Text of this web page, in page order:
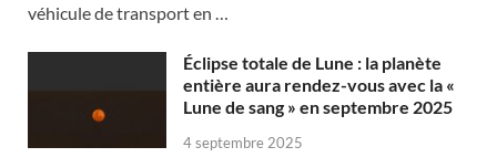
véhicule de transport en …
Éclipse totale de Lune : la planète
entière aura rendez-vous avec la «
Lune de sang » en septembre 2025
4 septembre 2025